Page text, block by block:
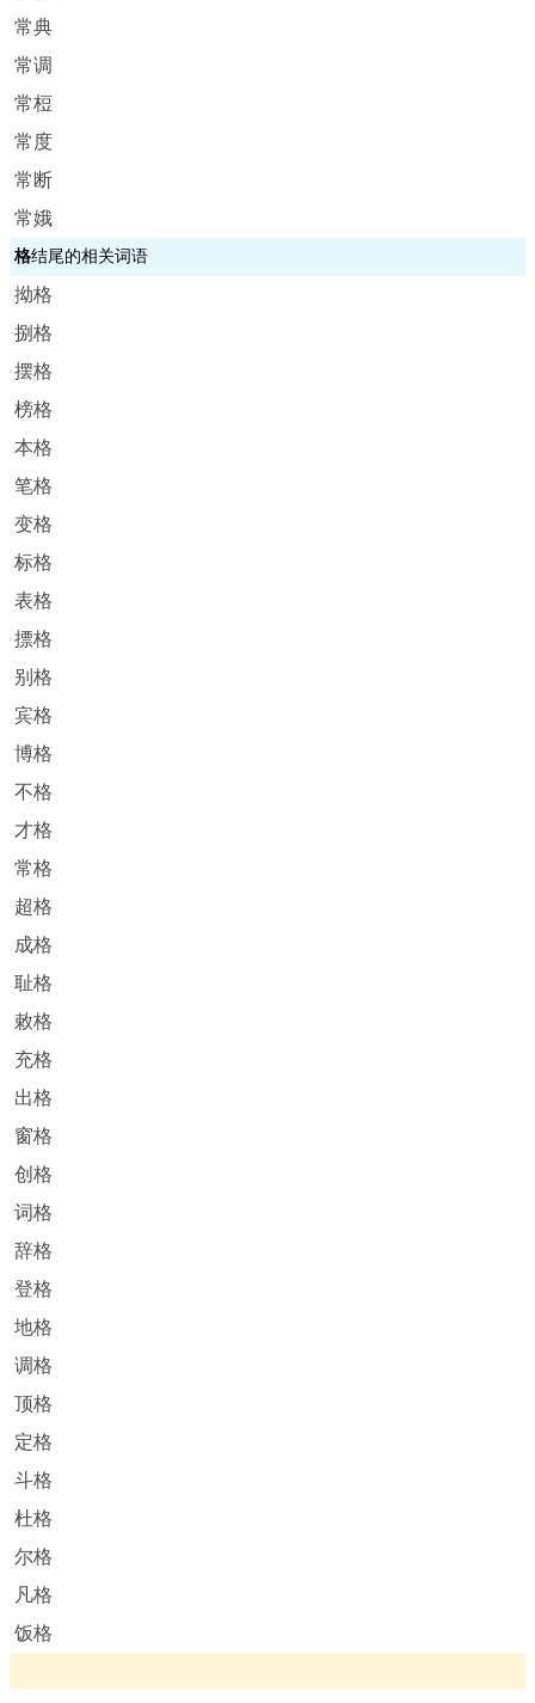
常典
常调
常梪
常度
常断
常娥
格结尾的相关词语
拗格
捌格
摆格
榜格
本格
笔格
变格
标格
表格
摽格
别格
宾格
博格
不格
才格
常格
超格
成格
耻格
敕格
充格
出格
窗格
创格
词格
辞格
登格
地格
调格
顶格
定格
斗格
杜格
尔格
凡格
饭格